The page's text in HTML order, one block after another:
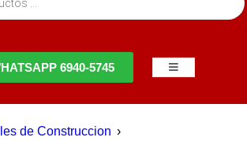
6940-5745
de Construccion ›